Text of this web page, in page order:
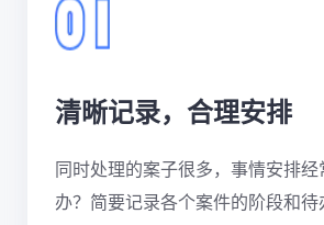
清晰记录，合理安排
同时处理的案子很多，事情安排经
办？简要记录各个案件的阶段和待